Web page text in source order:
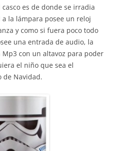
es de donde se irradia
la lámpara posee un reloj
y como si fuera poco todo
una entrada de audio, la
con un altavoz para poder
el niño que sea el
de Navidad.